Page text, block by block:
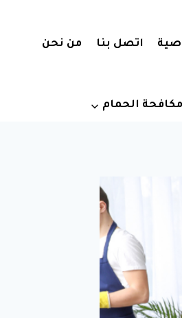
اتصل بنا من نحن
مكافحة الحمام